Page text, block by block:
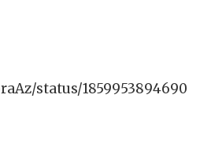
status/1859953894690